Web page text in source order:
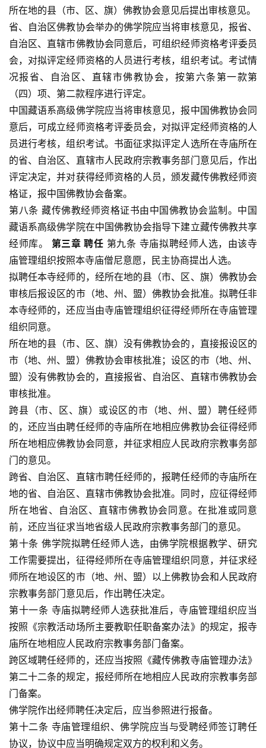
资
讯
八
点
僧
音
高
僧
访
谈
心
乐
菩
提
专
题
公
益
慈
所在地的县（市、区、旗）佛教协会意见后提出审核意见。
省、自治区佛教协会举办的佛学院应当将审核意见，报省、
自治区、直辖市佛教协会同意后，可组织经师资格考评委员
会，对拟评定经师资格的人员进行考核，组织考试。考试情
况报省、自治区、直辖市佛教协会，按第六条第一款第
（四）项、第二款程序进行评定。
中国藏语系高级佛学院应当将审核意见，报中国佛教协会同
意后，可成立经师资格考评委员会，对拟评定经师资格的人
员进行考核，组织考试。书面征求拟评定人选所在寺庙所在
的省、自治区、直辖市人民政府宗教事务部门意见后，作出
评定决定，并对获得经师资格的人员，颁发藏传佛教经师资
格证，报中国佛教协会备案。
第八条 藏传佛教经师资格证书由中国佛教协会监制。中国
藏语系高级佛学院在中国佛教协会指导下建立藏传佛教共享
经师库。 第三章 聘任 第九条 寺庙拟聘经师人选，由该寺
庙管理组织按照本寺庙僧尼意愿，民主协商提出人选。
拟聘任本寺经师的，经所在地的县（市、区、旗）佛教协会
审核后报设区的市（地、州、盟）佛教协会批准。拟聘任非
本寺经师的，还应当由寺庙管理组织征得经师所在寺庙管理
组织同意。
所在地的县（市、区、旗）没有佛教协会的，直接报设区的
市（地、州、盟）佛教协会审核批准；设区的市（地、州、
盟）没有佛教协会的，直接报省、自治区、直辖市佛教协会
审核批准。
跨县（市、区、旗）或设区的市（地、州、盟）聘任经师
的，还应当由聘任经师的寺庙所在地相应佛教协会征得经师
所在地相应佛教协会同意，并征求相应人民政府宗教事务部
门的意见。
跨省、自治区、直辖市聘任经师的，报聘任经师的寺庙所在
地的省、自治区、直辖市佛教协会批准。同时，应征得经师
所在地省、自治区、直辖市佛教协会同意。在批准或同意
前，还应当征求当地省级人民政府宗教事务部门的意见。
第十条 佛学院拟聘任经师人选，由佛学院根据教学、研究
工作需要提出，征得经师所在寺庙管理组织同意，并征求经
师所在地设区的市（地、州、盟）以上佛教协会和人民政府
宗教事务部门意见后，作出聘任决定。
第十一条 寺庙拟聘经师人选获批准后，寺庙管理组织应当
按照《宗教活动场所主要教职任职备案办法》的规定，报寺
庙所在地相应人民政府宗教事务部门备案。
跨区域聘任经师的，还应当按照《藏传佛教寺庙管理办法》
第二十二条的规定，报经师所在地相应人民政府宗教事务部
门备案。
佛学院作出经师聘任决定后，应当参照进行报备。
第十二条 寺庙管理组织、佛学院应当与受聘经师签订聘任
协议，协议中应当明确规定双方的权利和义务。